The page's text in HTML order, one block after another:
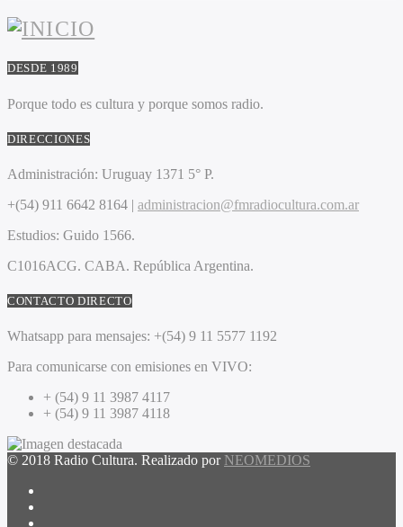
DESDE 1989
Porque todo es cultura y porque somos radio.
DIRECCIONES
Administración: Uruguay 1371 5° P.
+(54) 911 6642 8164 | administracion@fmradiocultura.com.ar
Estudios: Guido 1566.
C1016ACG. CABA. República Argentina.
CONTACTO DIRECTO
Whatsapp para mensajes: +(54) 9 11 5577 1192
Para comunicarse con emisiones en VIVO:
+ (54) 9 11 3987 4117
+ (54) 9 11 3987 4118
© 2018 Radio Cultura. Realizado por NEOMEDIOS